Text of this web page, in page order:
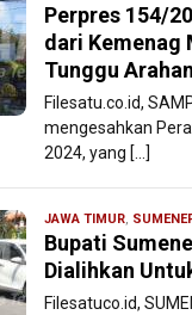
Perpres 154/
dari Kemenag
Tunggu
Filesatu.co.id,
mengesahkan
2024, yang […]
JAWA TIMUR,
Bupati
Dialihkan
Filesatuco.id,